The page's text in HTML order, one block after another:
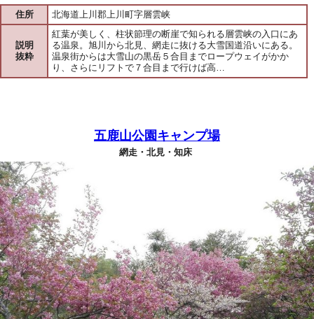
住所 北海道上川郡上川町字層雲峡
説明
抜粋
紅葉が美しく、柱状節理の断崖で知られる層雲峡の入口にあ
る温泉。旭川から北見、網走に抜ける大雪国道沿いにある。
温泉街からは大雪山の黒岳５合目までロープウェイがかか
り、さらにリフトで７合目まで行けば高…
五鹿山公園キャンプ場
網走・北見・知床